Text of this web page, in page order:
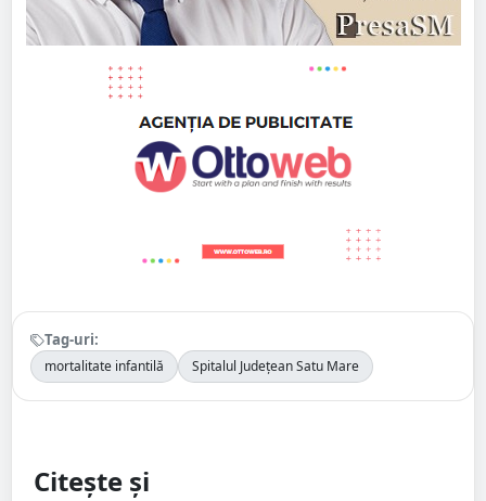
Tag-uri:
mortalitate infantilă Spitalul Județean Satu Mare
Citește și